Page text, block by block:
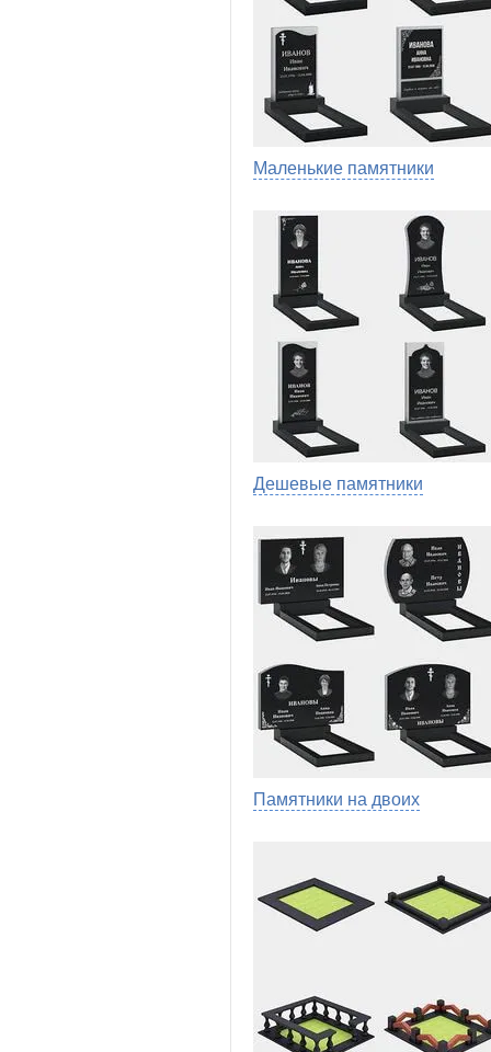
Маленькие памятники
Дешевые памятники
Памятники на двоих